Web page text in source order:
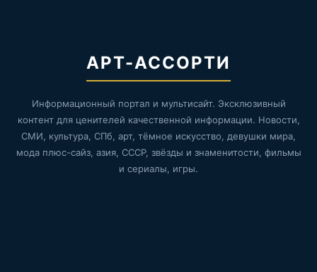
АРТ-АССОРТИ
Информационный портал и мультисайт. Эксклюзивный
контент для ценителей качественной информации. Новости,
СМИ, культура, СПб, арт, тёмное искусство, девушки мира,
мода плюс-сайз, азия, СССР, звёзды и знаменитости, фильмы
и сериалы, игры.